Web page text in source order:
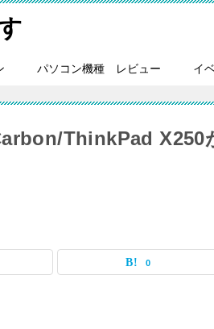
パソコン機種 レビュー イ
ThinkPad X250
0